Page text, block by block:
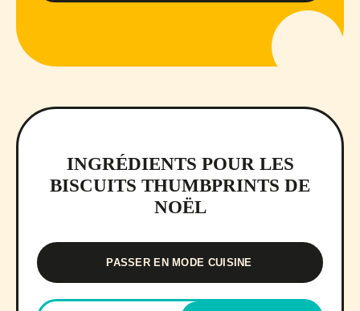
INGRÉDIENTS POUR LES
BISCUITS THUMBPRINTS DE
NOËL
PASSER EN MODE CUISINE